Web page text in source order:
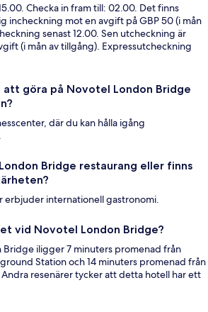
Checka in fram till: 02.00. Det finns
incheckning mot en avgift på GBP 50 (i mån
senast 12.00. Sen utcheckning är
(i mån av tillgång). Expressutcheckning
att göra på Novotel London Bridge
där du kan hålla igång
Bridge restaurang eller finns
erbjuder internationell gastronomi.
vid Novotel London Bridge?
Bridge iligger 7 minuters promenad från
Station och 14 minuters promenad från
resenärer tycker att detta hotell har ett